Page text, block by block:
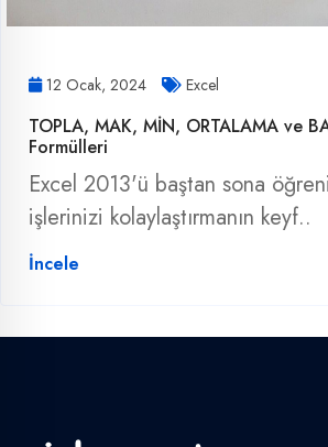
12 Ocak, 2024 Excel
TOPLA, MAK, MİN, ORTALAMA ve
Formülleri
Excel 2013'ü baştan sona
işlerinizi kolaylaştırmanın keyf..
İncele